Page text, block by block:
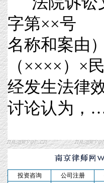
字第××号
名称和案由
（××××）×
经发生法律
讨论认为，
投资咨询 公司注册